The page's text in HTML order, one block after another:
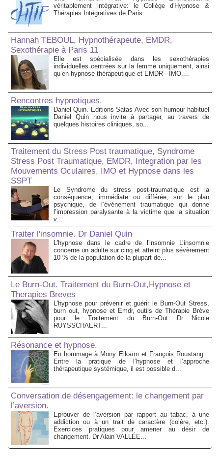
véritablement intégrative: le Collège d'Hypnose &
Thérapies Intégratives de Paris...
Hannah TEBOUL, Hypnothérapeute, EMDR,
Sexothérapie à Paris 11
Elle est spécialisée dans les sexothérapies
individuelles centrées sur la femme uniquement, ainsi
qu’en hypnose thérapeutique et EMDR - IMO....
Rencontres hypnotiques.
Daniel Quin. Editions Satas Avec son humour habituel
Daniel Quin nous invite à partager, au travers de
quelques histoires cliniques, so...
Traitement du Stress Post traumatique, Syndrome
Stress Post Traumatique, EMDR, Integration par les
Mouvements Oculaires, IMO et Hypnose dans les
SSPT
Le Syndrome du stress post-traumatique est la
conséquence, immédiate ou différée, sur le plan
psychique, de l’événement traumatique qui donne
l’impression paralysante à la victime que la situation
v...
Traiter l'insomnie. Dr Daniel Quin
L'hypnose dans le cadre de l'insomnie L’insomnie
concerne un adulte sur cinq et atteint plus sévèrement
10 % de la population de la plupart de...
Le Burn-Out. Traitement du Burn-Out,Hypnose et
Therapies Breves
L'hypnose pour prévenir et guérir le Burn-Out Stress,
burn out, hypnose et Emdr, outils de Thérapie Brève
pour le Traitement du Burn-Out Dr Nicole
RUYSSCHAERT...
Résonance et hypnose.
En hommage à Mony Elkaïm et François Roustang...
Entre la pratique de l’hypnose et l’approche
thérapeutique systémique, il est possible d...
Conversation de désengagement: le changement par
l’aversion.
Eprouver de l’aversion par rapport au tabac, à une
addiction ou à un trait de caractère (colère, etc.).
Exercices pratiques pour amener au désir de
changement. Dr Alain VALLÉE...